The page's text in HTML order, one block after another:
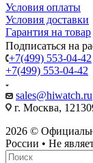
Условия оплаты
Условия доставки
Гарантия на товар
Подписаться на
+7(499) 553-04-42
+7(499) 553-04-42
sales@hiwatch.ru
г. Москва,
2026 ©
России • Не